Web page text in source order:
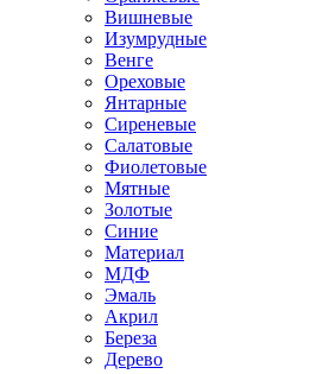
Вишневые
Изумрудные
Венге
Ореховые
Янтарные
Сиреневые
Салатовые
Фиолетовые
Мятные
Золотые
Синие
Материал
МДФ
Эмаль
Акрил
Береза
Дерево